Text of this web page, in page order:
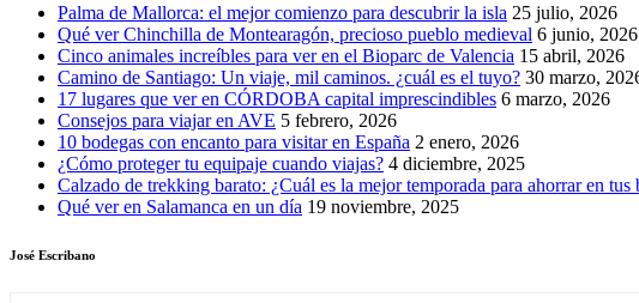
Palma de Mallorca: el mejor comienzo para descubrir la isla 25 julio, 2026
Qué ver Chinchilla de Montearagón, precioso pueblo medieval 6 junio, 2026
Cinco animales increíbles para ver en el Bioparc de Valencia 15 abril, 2026
Camino de Santiago: Un viaje, mil caminos. ¿cuál es el tuyo? 30 marzo,
17 lugares que ver en CÓRDOBA capital imprescindibles 6 marzo, 2026
Consejos para viajar en AVE 5 febrero, 2026
10 bodegas con encanto para visitar en España 2 enero, 2026
¿Cómo proteger tu equipaje cuando viajas? 4 diciembre, 2025
Calzado de trekking barato: ¿Cuál es la mejor temporada para ahorrar en tus
Qué ver en Salamanca en un día 19 noviembre, 2025
José Escribano